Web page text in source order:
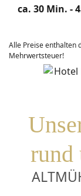
ca. 30 Min. -
Alle Preise enthalten
Mehrwertsteuer!
rund